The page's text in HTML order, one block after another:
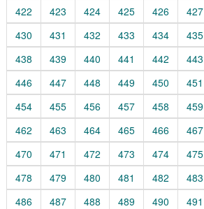
422
423 424 425 426 427
430
431 432 433 434 435
438
439 440 441 442 443
446
447 448 449 450 451
454
455 456 457 458 459
462
463 464 465 466 467
470
471 472 473 474 475
478
479 480 481 482 483
486
487 488 489 490 491